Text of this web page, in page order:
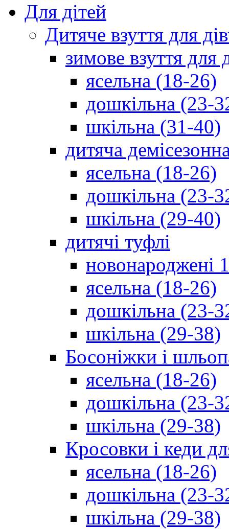
Для дітей
Дитяче взуття для
зимове взуття для
ясельна (18-26)
дошкільна (23-
шкільна (31-40)
дитяча
ясельна (18-26)
дошкільна (23-
шкільна (29-40)
дитячі туфлі
новонароджені
ясельна (18-26)
дошкільна (23-
шкільна (29-38)
Босоніжки і
ясельна (18-26)
дошкільна (23-
шкільна (29-38)
Кросовки і кеди
ясельна (18-26)
дошкільна (23-
шкільна (29-38)